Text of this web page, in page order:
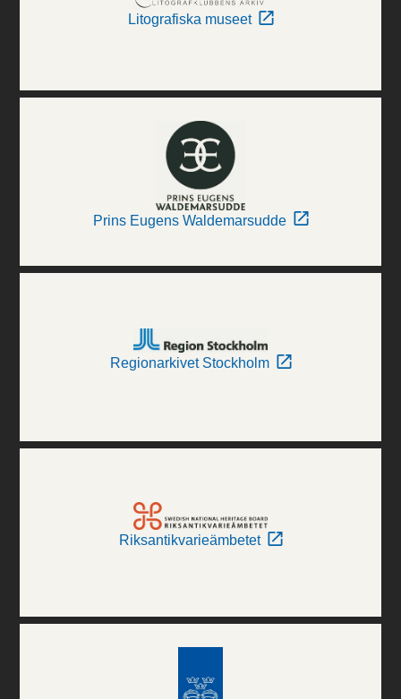
Litografiska museet
Prins Eugens Waldemarsudde
Regionarkivet Stockholm
Riksantikvarieämbetet